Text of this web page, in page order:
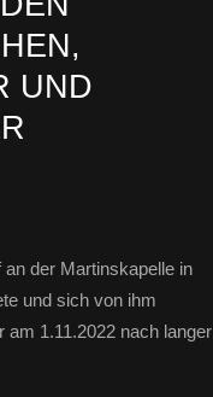
UND
der Martinskapelle in
und sich von ihm
1.11.2022 nach langer